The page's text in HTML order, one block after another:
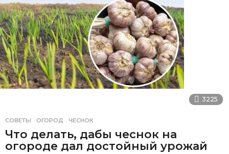
3225
СОВЕТЫ ОГОРОД ,ЧЕСНОК
Что делать, дабы чеснок на
огороде дал достойный урожай